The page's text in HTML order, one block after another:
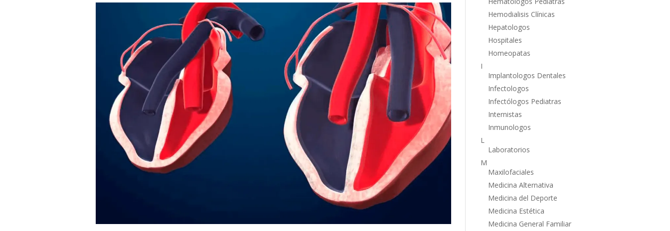
Hemodialisis Clínicas
Hepatologos
Hospitales
Homeopatas
I
Implantologos Dentales
Infectologos
Infectólogos Pediatras
Internistas
Inmunologos
L
Laboratorios
M
Maxilofaciales
Medicina Alternativa
Medicina del Deporte
Medicina Estética
Medicina General Familiar